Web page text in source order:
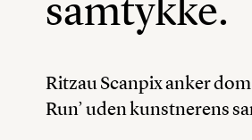
samtykke.
Ritzau Scanpix anker
Run’ uden kunstnerens